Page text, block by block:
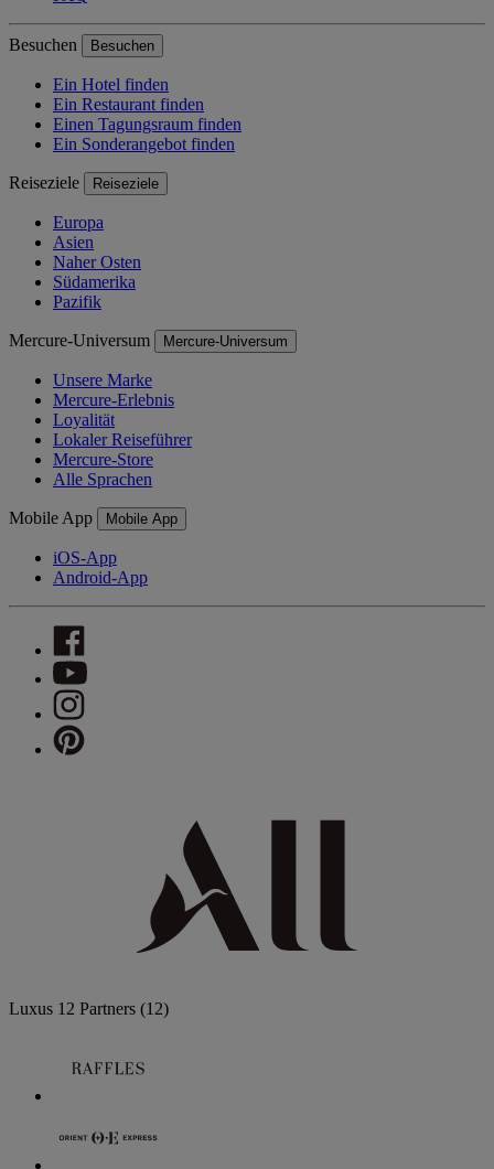
Besuchen Besuchen
Ein Hotel finden
Ein Restaurant finden
Einen Tagungsraum finden
Ein Sonderangebot finden
Reiseziele Reiseziele
Europa
Asien
Naher Osten
Südamerika
Pazifik
Mercure-Universum Mercure-Universum
Unsere Marke
Mercure-Erlebnis
Loyalität
Lokaler Reiseführer
Mercure-Store
Alle Sprachen
Mobile App Mobile App
iOS-App
Android-App
Luxus 12 Partners (12)